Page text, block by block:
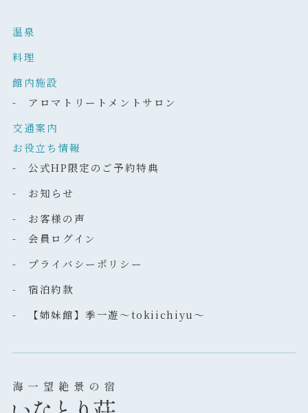
温泉
料理
館内施設
- アロマトリートメントサロン
交通案内
お役立ち情報
- 公式HP限定のご予約特典
- お知らせ
- お客様の声
- 会員ログイン
- プライバシーポリシー
- 宿泊約款
- 【姉妹館】季一遊～tokiichiyu～